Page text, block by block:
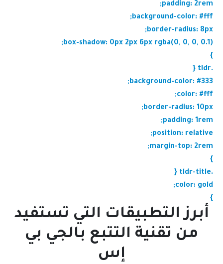
padding: 2rem;
background-color: #fff;
border-radius: 8px;
box-shadow: 0px 2px 6px rgba(0, 0, 0, 0.1);
}
.tldr {
background-color: #333;
color: #fff;
border-radius: 10px;
padding: 1rem;
position: relative;
margin-top: 2rem;
}
.tldr-title {
color: gold;
}
أبرز التطبيقات التي تستفيد
من تقنية التتبع بالجي بي
إس